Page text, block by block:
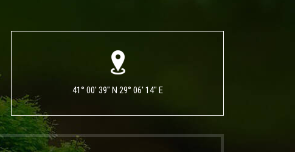
41° 00' 39" N 29° 06' 14" E